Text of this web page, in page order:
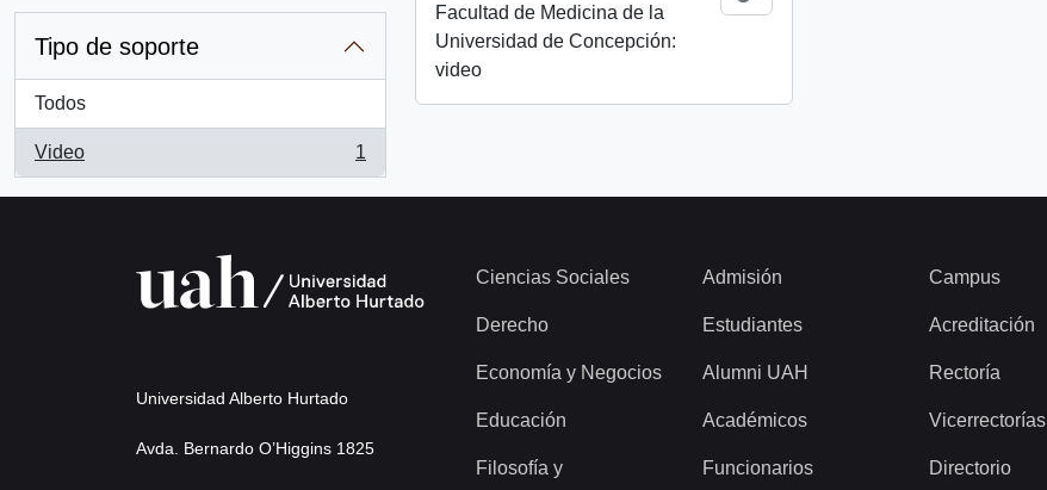
Tipo de soporte
Todos
Video
, 1 resultados
1
Facultad de Medicina de la
Universidad de Concepción:
video
Universidad Alberto Hurtado
Avda. Bernardo O’Higgins 1825
Ciencias Sociales
Derecho
Economía y Negocios
Educación
Filosofía y
Admisión
Estudiantes
Alumni UAH
Académicos
Funcionarios
Campus
Acreditación
Rectoría
Vicerrectorías
Directorio